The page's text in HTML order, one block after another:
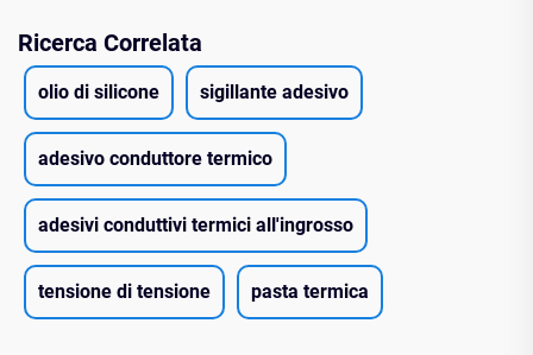
Ricerca Correlata
olio di silicone sigillante adesivo
adesivo conduttore termico
adesivi conduttivi termici all'ingrosso
tensione di tensione pasta termica